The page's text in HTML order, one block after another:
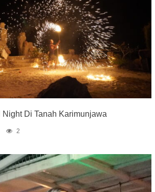
Di Tanah Karimunjawa
2